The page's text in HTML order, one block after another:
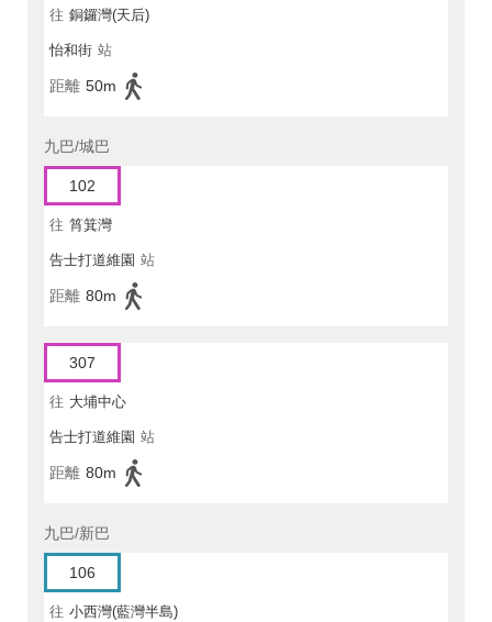
往 銅鑼灣(天后)
怡和街 站
距離 50m
九巴/城巴
102
往 筲箕灣
告士打道維園 站
距離 80m
307
往 大埔中心
告士打道維園 站
距離 80m
九巴/新巴
106
往 小西灣(藍灣半島)